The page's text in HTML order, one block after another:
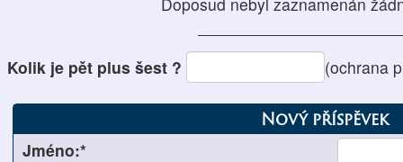
Kolik je pět plus šest ? (ochrana
Nový příspěvek
Jméno:*